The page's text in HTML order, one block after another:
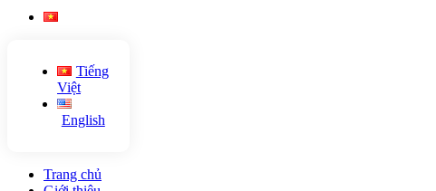
Tiếng
Việt
English
Trang chủ